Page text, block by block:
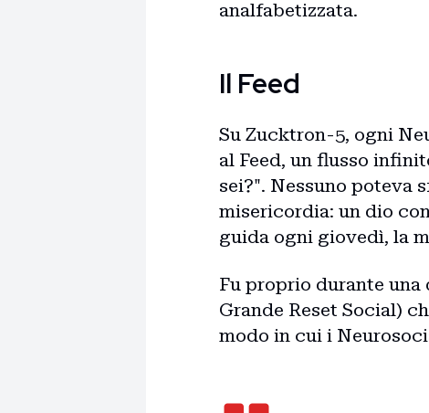
analfabetizzata.
Il Feed
Su Zucktron-5, ogni
al Feed, un flusso
sei?". Nessuno poteva
misericordia: un dio
guida ogni giovedì, la
Fu proprio durante
Grande Reset Social)
modo in cui i